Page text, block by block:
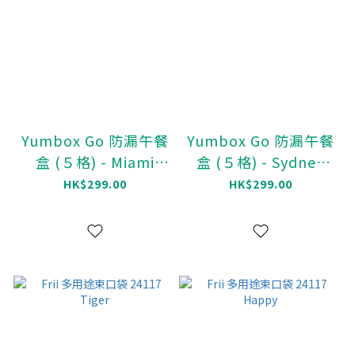
Yumbox Go 防漏午餐
盒 (５格) - Miami
Blue
HK$299.00
Yumbox Go 防漏午餐
盒 (５格) - Sydney
Pink
HK$299.00